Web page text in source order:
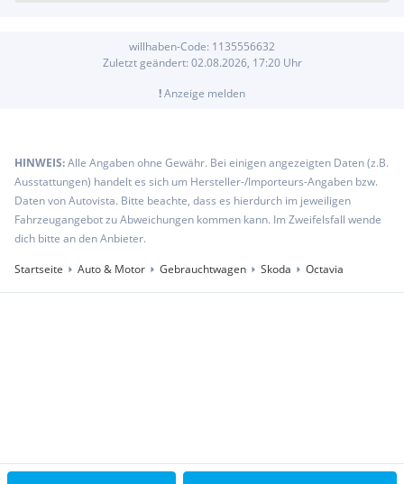
willhaben-Code: 1135556632
Zuletzt geändert: 02.08.2026, 17:20Uhr
!Anzeige melden
HINWEIS:Alle Angaben ohne Gewähr. Bei einigen angezeigten Daten (z.B.
Ausstattungen) handelt es sich um Hersteller-/Importeurs-Angaben bzw.
Daten von Autovista. Bitte beachte, dass es hierdurch im jeweiligen
Fahrzeugangebot zu Abweichungen kommen kann. Im Zweifelsfall wende
dich bitte an den Anbieter.
Startseite
Auto & Motor Gebrauchtwagen Skoda Octavia